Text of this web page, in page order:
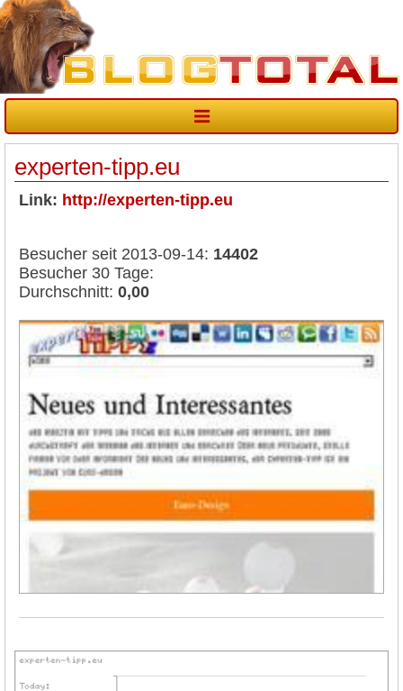
experten-tipp.eu
Link: http://experten-tipp.eu
Besucher seit 2013-09-14: 14402
Besucher 30 Tage:
Durchschnitt: 0,00